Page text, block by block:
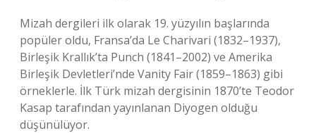
Mizah dergileri ilk olarak 19. yüzyılın başlarında
popüler oldu, Fransa’da Le Charivari (1832–1937),
Birleşik Krallık’ta Punch (1841–2002) ve Amerika
Birleşik Devletleri’nde Vanity Fair (1859–1863) gibi
örneklerle. İlk Türk mizah dergisinin 1870’te Teodor
Kasap tarafından yayınlanan Diyogen olduğu
düşünülüyor.